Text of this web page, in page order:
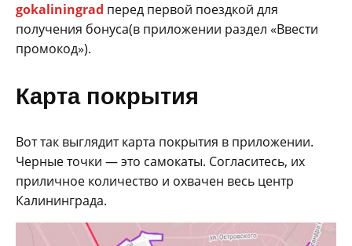
gokaliningrad перед первой поездкой для
получения бонуса(в приложении раздел «Ввести
промокод»).
Карта покрытия
Вот так выглядит карта покрытия в приложении.
Черные точки — это самокаты. Согласитесь, их
приличное количество и охвачен весь центр
Калининграда.